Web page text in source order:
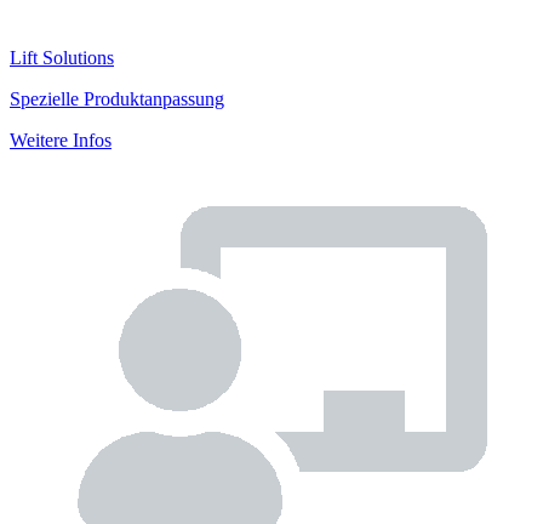
Lift Solutions
Spezielle Produktanpassung
Weitere Infos